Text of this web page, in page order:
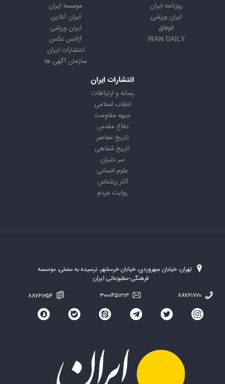
روزنامه ایران
ایران ورزشی
الوفاق
IRAN DAILY
موسسه ایران
ایران آنلاین
ایران ورزشی
آژانس عکس
انتشارات ایران
سازمان آگهی ها
انتشارات ایران
رسانه و ارتباطات
انقلاب اسلامی
جبهه مقاومت
دفاع مقدس
تاریخ معاصر
تاریخ شفاهی
سر دلبران
علوم انسانی
آثار زرشناس
روایت مردم
تهران، خیابان سهروردی، خیابان خرمشهر، نرسیده به مصلی، موسسه
فرهنگی-مطبوعاتی ایران